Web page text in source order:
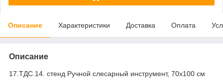
Описание Характеристики Доставка Оплата
Описание
17.ТДС.14. стенд Ручной слесарный инструмент, 70х100 см